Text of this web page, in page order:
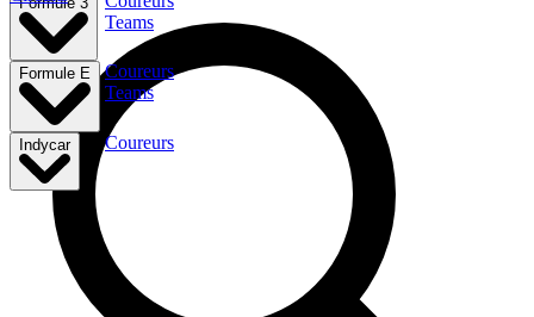
Teams
Formule E
Coureurs
Teams
Indycar Coureurs